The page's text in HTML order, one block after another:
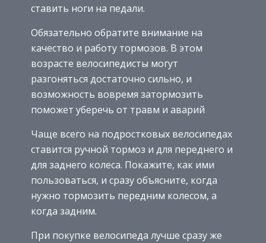
ставить ноги на педали.
Обязательно обратите внимание на
качество и работу тормозов. В этом
возрасте велосипедисты могут
разгоняться достаточно сильно, и
возможность вовремя затормозить
поможет уберечь от травм и аварий
Чаще всего на подростковых велосипедах
ставится ручной тормоз и для переднего и
для заднего колеса. Покажите, как ими
пользоваться, и сразу объясните, когда
нужно тормозить передним колесом, а
когда задним.
При покупке велосипеда лучше сразу же